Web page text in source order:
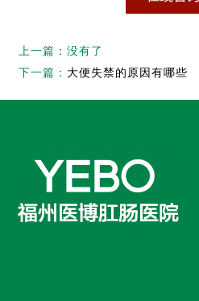
上一篇：没有了
下一篇： 大便失禁的原因有哪些